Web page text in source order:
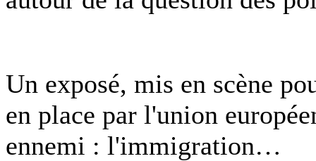
Un exposé, mis en scène
en place par l'union
ennemi : l'immigration…